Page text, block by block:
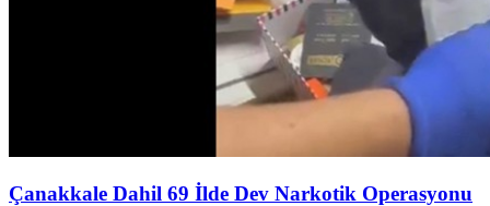
Çanakkale Dahil 69 İlde Dev Narkotik Operasyonu